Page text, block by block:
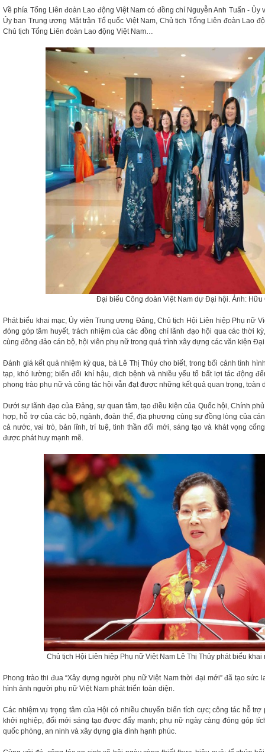
Về phía Tổng Liên đoàn Lao động Việt Nam có đồng chí Nguyễn Anh Tuấn -
Ủy ban Trung ương Mặt trận Tổ quốc Việt Nam, Chủ tịch Tổng Liên đoàn Lao
Chủ tịch Tổng Liên đoàn Lao động Việt Nam…
Đại biểu Công đoàn Việt Nam dự Đại hội. Ảnh: Hữu
Phát biểu khai mạc, Ủy viên Trung ương Đảng, Chủ tịch Hội Liên hiệp Phụ nữ
đóng góp tâm huyết, trách nhiệm của các đồng chí lãnh đạo hội qua các thời
cùng đông đảo cán bộ, hội viên phụ nữ trong quá trình xây dựng các văn kiện
Đánh giá kết quả nhiệm kỳ qua, bà Lê Thị Thủy cho biết, trong bối cảnh tình
tạp, khó lường; biến đổi khí hậu, dịch bệnh và nhiều yếu tố bất lợi tác động
phong trào phụ nữ và công tác hội vẫn đạt được những kết quả quan trọng, toàn
Dưới sự lãnh đạo của Đảng, sự quan tâm, tạo điều kiện của Quốc hội, Chính
hợp, hỗ trợ của các bộ, ngành, đoàn thể, địa phương cùng sự đồng lòng của
cả nước, vai trò, bản lĩnh, trí tuệ, tinh thần đổi mới, sáng tạo và khát vọng
được phát huy mạnh mẽ.
Chủ tịch Hội Liên hiệp Phụ nữ Việt Nam Lê Thị Thủy phát biểu
Phong trào thi đua “Xây dựng người phụ nữ Việt Nam thời đại mới” đã tạo sức
hình ảnh người phụ nữ Việt Nam phát triển toàn diện.
Các nhiệm vụ trọng tâm của Hội có nhiều chuyển biến tích cực; công tác hỗ
khởi nghiệp, đổi mới sáng tạo được đẩy mạnh; phụ nữ ngày càng đóng góp
quốc phòng, an ninh và xây dựng gia đình hạnh phúc.